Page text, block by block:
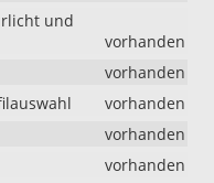
und
vorhanden
vorhanden
vorhanden
vorhanden
vorhanden